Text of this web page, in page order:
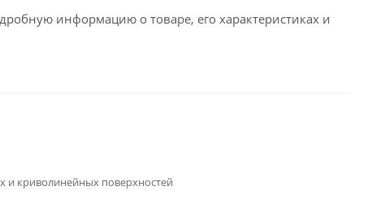
информацию о товаре, его характеристиках и
и криволинейных поверхностей